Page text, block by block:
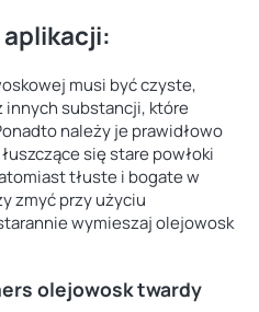
musi być czyste,
innych substancji, które
należy je prawidłowo
się stare powłoki
tłuste i bogate w
zmyć przy użyciu
wymieszaj olejowosk
olejowosk twardy